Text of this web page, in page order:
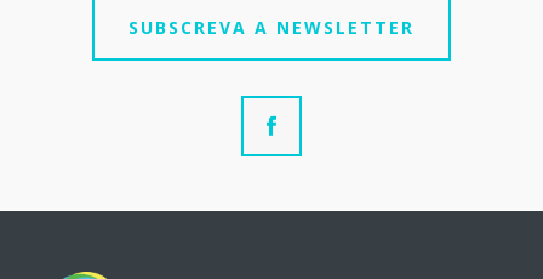
SUBSCREVA A NEWSLETTER